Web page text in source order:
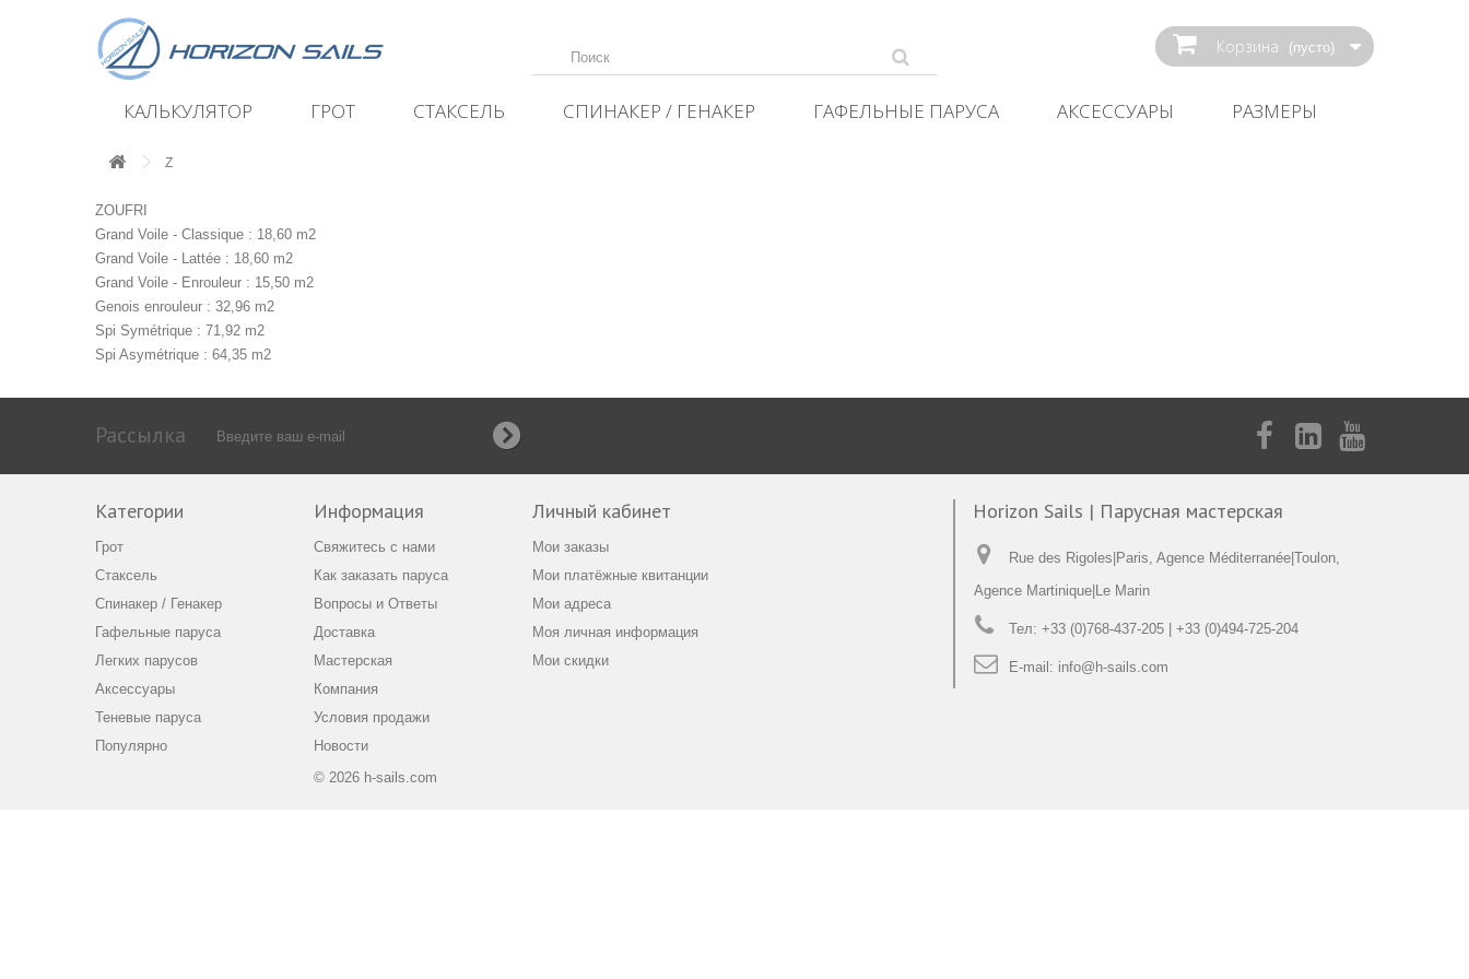
Корзина (пусто)
КАЛЬКУЛЯТОР ГРОТ СТАКСЕЛЬ СПИНАКЕР / ГЕНАКЕР ГАФЕЛЬНЫЕ ПАРУСА АКСЕССУАРЫ РАЗМЕРЫ
Z
ZOUFRI
Grand Voile - Classique : 18,60 m2
Grand Voile - Lattée : 18,60 m2
Grand Voile - Enrouleur : 15,50 m2
Genois enrouleur : 32,96 m2
Spi Symétrique : 71,92 m2
Spi Asymétrique : 64,35 m2
Рассылка
Категории
Грот
Стаксель
Спинакер / Генакер
Гафельные паруса
Легких парусов
Аксессуары
Теневые паруса
Популярно
Информация
Свяжитесь с нами
Как заказать паруса
Вопросы и Ответы
Доставка
Мастерская
Компания
Условия продажи
Новости
© 2026 h-sails.com
Личный кабинет
Мои заказы
Мои платёжные квитанции
Мои адреса
Моя личная информация
Мои скидки
Horizon Sails | Парусная мастерская
Rue des Rigoles|Paris, Agence Méditerranée|Toulon,
Agence Martinique|Le Marin
Тел: +33 (0)768-437-205 | +33 (0)494-725-204
E-mail: info@h-sails.com